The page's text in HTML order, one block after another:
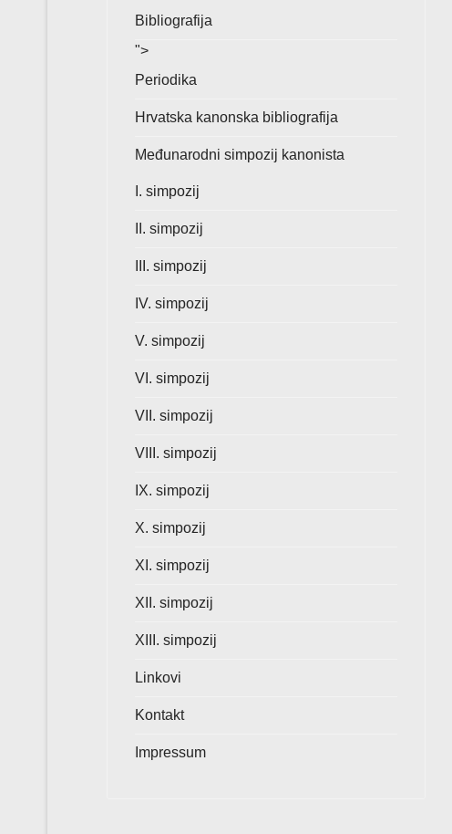
Bibliografija
">
Periodika
Hrvatska kanonska bibliografija
Međunarodni simpozij kanonista
I. simpozij
II. simpozij
III. simpozij
IV. simpozij
V. simpozij
VI. simpozij
VII. simpozij
VIII. simpozij
IX. simpozij
X. simpozij
XI. simpozij
XII. simpozij
XIII. simpozij
Linkovi
Kontakt
Impressum